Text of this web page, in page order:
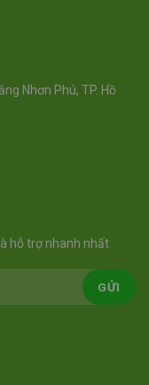
Nhơn Phú, TP. Hồ
hỗ trợ nhanh nhất